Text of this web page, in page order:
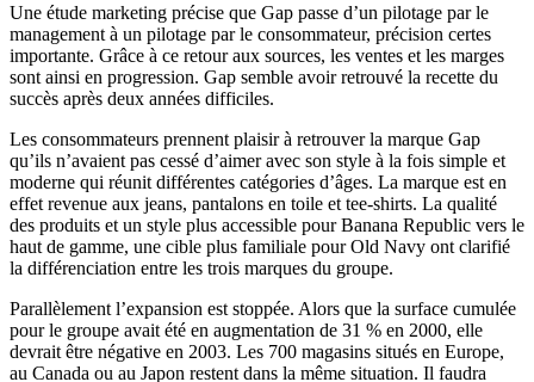
Une étude marketing précise que Gap passe d’un pilotage par le
management à un pilotage par le consommateur, précision certes
importante. Grâce à ce retour aux sources, les ventes et les marges
sont ainsi en progression. Gap semble avoir retrouvé la recette du
succès après deux années difficiles.
Les consommateurs prennent plaisir à retrouver la marque Gap
qu’ils n’avaient pas cessé d’aimer avec son style à la fois simple et
moderne qui réunit différentes catégories d’âges. La marque est en
effet revenue aux jeans, pantalons en toile et tee-shirts. La qualité
des produits et un style plus accessible pour Banana Republic vers le
haut de gamme, une cible plus familiale pour Old Navy ont clarifié
la différenciation entre les trois marques du groupe.
Parallèlement l’expansion est stoppée. Alors que la surface cumulée
pour le groupe avait été en augmentation de 31 % en 2000, elle
devrait être négative en 2003. Les 700 magasins situés en Europe,
au Canada ou au Japon restent dans la même situation. Il faudra